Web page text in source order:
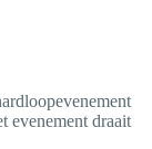
evenement draait